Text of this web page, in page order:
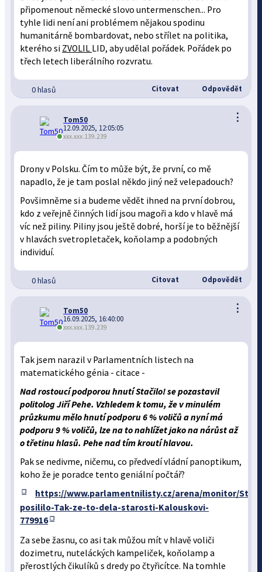
připomenout německé slovo untermenschen... Pro
tyhle lidi není ani problémem nějakou spodinu
humanitárně bombardovat, nebo střílet na politika,
kterého si ZVOLIL LID, aby udělal pořádek. Pořádek po
třech letech liberálního rozvratu.
0 hlasů Citovat Odpovědět
⋮
Tom50
12.09.2025, 12:05:05
xxx.xxx.139.239
Drony v Polsku. Čím to může být, že první, co mě
napadlo, že je tam poslal někdo jiný než velepadouch?
Povšimněme si a budeme vědět ihned na první dobrou,
kdo z veřejně činných lidí jsou magoři a kdo v hlavě má
víc než piliny. Piliny jsou ještě dobré, horší je to běžnější
v hlavách svetropletaček, koňolamp a podobných
individuí.
0 hlasů Citovat Odpovědět
⋮
Tom50
16.09.2025, 16:40:00
xxx.xxx.139.239
Tak jsem narazil v Parlamentních listech na
matematického génia - citace -
Nad rostoucí podporou hnutí Stačilo! se pozastavil
politolog Jiří Pehe. Vzhledem k tomu, že v minulém
průzkumu mělo hnutí podporu 6 % voličů a nyní má
podporu 9 % voličů, lze na to nahlížet jako na nárůst až
o třetinu hlasů. Pehe nad tím kroutí hlavou.
Pak se nedivme, ničemu, co předvedí vládní panoptikum,
koho že je poradce tento geniální počtář?
https://www.parlamentnilisty.cz/arena/monitor/
posililo-Tak-ze-to-dela-starosti-Kalouskovi-
779916
Za sebe žasnu, co asi tak můžou mít v hlavě voliči
dozimetru, nuteláckých kampeliček, koňolamp a
přerostlých čikulíků s dredy po čtyřicítce. Na tomhle